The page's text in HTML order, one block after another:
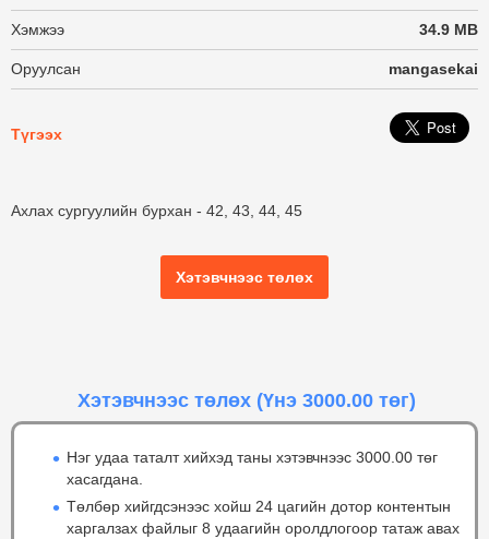
Хэмжээ 34.9 MB
Оруулсан mangasekai
Түгээх
Ахлах сургуулийн бурхан - 42, 43, 44, 45
Хэтэвчнээс төлөх
Хэтэвчнээс төлөх (Үнэ 3000.00 төг)
Нэг удаа таталт хийхэд таны хэтэвчнээс 3000.00 төг
хасагдана.
Төлбөр хийгдсэнээс хойш 24 цагийн дотор контентын
харгалзах файлыг 8 удаагийн оролдлогоор татаж авах